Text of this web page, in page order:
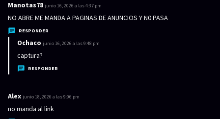
Manotas78 d
c
e
junio 16, 2026 a las 4:37 pm
NO ABRE ME MANDA A PAGINAS DE ANUNCIOS Y N0 PASA
RESPONDER
Ochaco d
i
c
junio 16, 2026 a las 9:48 pm
captura?
RESPONDER
Alex d
i
junio 18, 2026 a las 9:06 pm
no manda al link